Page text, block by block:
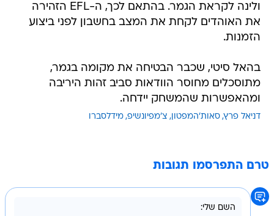
ולינה לקראת הגמר. בהתאם לכך, ה-EFL הזהירה
את האוהדים לקחת את המצב בחשבון לפני ביצוע
הזמנות.
בהאל סיטי, שכבר הבטיחה את מקומה בגמר,
מתוסכלים מחוסר הוודאות סביב זהות היריבה
ומהאפשרות שהמשחק יידחה.
דניאל פרץ סאות'המפטון צ'מפיונשיפ מידלסברו
טרם התפרסמו תגובות